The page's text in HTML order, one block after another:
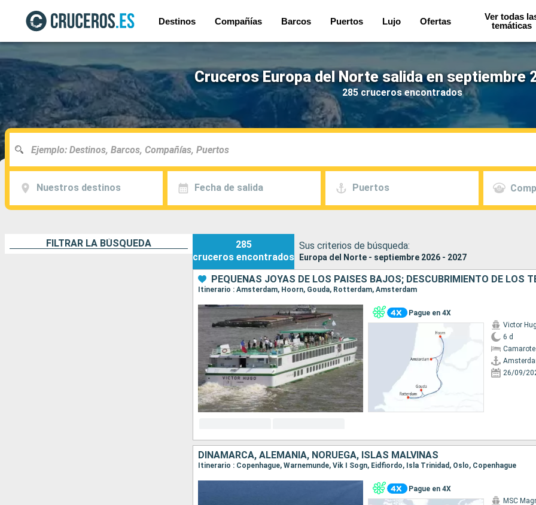
Destinos Compañías Barcos Puertos Lujo Ofertas
Ver todas
temáticas
Cruceros Europa del Norte salida en septiembre
285 cruceros encontrados
Nuestros destinos Fecha de salida Puertos
FILTRAR LA BÚSQUEDA
285
cruceros encontrados
Sus criterios de búsqueda:
Europa del Norte - septiembre 2026 - 2027
Itinerario : Amsterdam, Hoorn, Gouda, Rotterdam, Amsterdam
Pague en 4X
Victor
6 d
26/09/
DINAMARCA, ALEMANIA, NORUEGA, ISLAS MALVINAS
Itinerario : Copenhague, Warnemunde, Vik I Sogn, Eidfiordo, Isla Trinidad, Oslo, Copenhague
Pague en 4X
MSC